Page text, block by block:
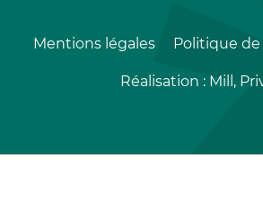
Mentions légales Politique
Réalisation : Mill,